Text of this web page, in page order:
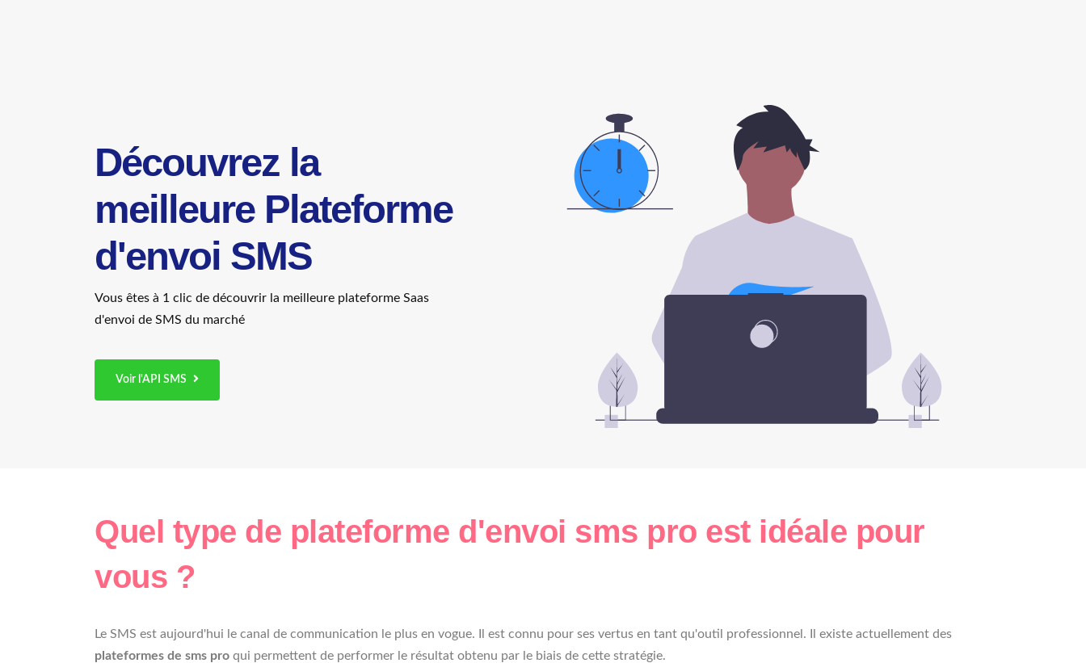
Découvrez la
meilleure Plateforme
d'envoi SMS
Vous êtes à 1 clic de découvrir la meilleure plateforme Saas
d'envoi de SMS du marché
Voir l'API SMS
Quel type de plateforme d'envoi sms pro est idéale pour
vous ?
Le SMS est aujourd'hui le canal de communication le plus en vogue. Il est connu pour ses vertus en tant qu'outil professionnel. Il existe actuellement des
plateformes de sms pro qui permettent de performer le résultat obtenu par le biais de cette stratégie.